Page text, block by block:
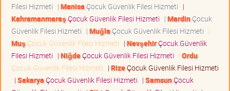
Filesi Hizmeti | Manisa Çocuk Güvenlik Filesi Hizmeti |
KahramanmaraşÇocuk Güvenlik Filesi Hizmeti | MardinÇocuk
Güvenlik Filesi Hizmeti | Muğla Çocuk Güvenlik Filesi Hizmeti |
Muş Çocuk Güvenlik Filesi Hizmeti | NevşehirÇocuk Güvenlik
Filesi Hizmeti | NiğdeÇocuk Güvenlik Filesi Hizmeti | Ordu
Çocuk Güvenlik Filesi Hizmeti | RizeÇocuk Güvenlik Filesi Hizmeti
| SakaryaÇocuk Güvenlik Filesi Hizmeti | SamsunÇocuk